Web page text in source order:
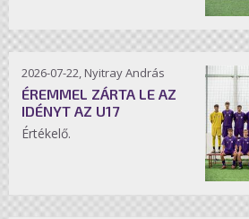
2026-07-22, Nyitray András
ÉREMMEL ZÁRTA LE AZ
IDÉNYT AZ U17
Értékelő.